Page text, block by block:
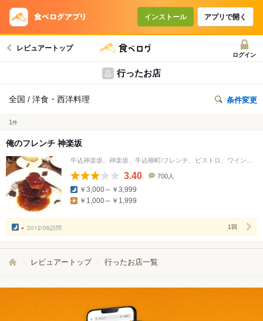
インストール アプリで開く
レビュアートップ
ログイン
行ったお店
全国 / 洋食・西洋料理 条件変更
1 件
俺のフレンチ 神楽坂
3.40
数
700人
￥3,000～￥3,999
￥1,000～￥1,999
- 2012/06訪問 1回
レビュアートップ 行ったお店一覧